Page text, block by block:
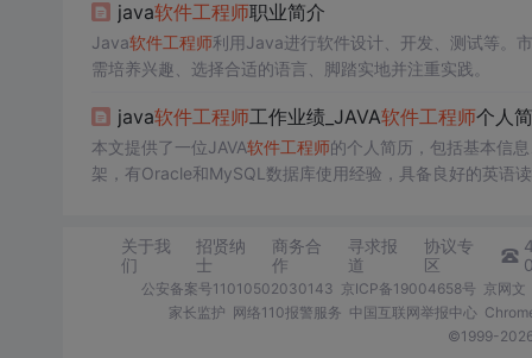
java软件工程师职业简介
Java软件工程师利用Java进行软件设计、开发、测试等。
需培养兴趣、选择合适的语言、脚踏实地并注重实践。
java软件工程师工作业绩_JAVA软件工程师个人
本文提供了一位JAVA软件工程师的个人简历，包括基本信
架，有Oracle和MySQL数据库使用经验，具备良好的英语
关于我
们
招贤纳
士
商务合
作
寻求报
道
协议专
区
公安备案号11010502030143 京ICP备19004658号 京网
家长监护 网络110报警服务 中国互联网举报中心
©1999-2026